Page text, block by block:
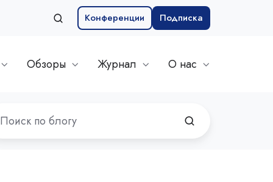
Конференции Подписка
Обзоры Журнал О нас